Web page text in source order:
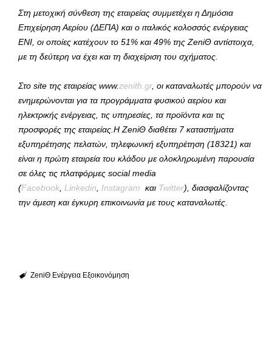
Στη μετοχική σύνθεση της εταιρείας συμμετέχει η Δημόσια
Επιχείρηση Αερίου (ΔΕΠΑ) και ο ιταλικός κολοσσός ενέργειας
ΕΝΙ, οι οποίες κατέχουν το 51% και 49% της ΖeniΘ αντίστοιχα,
με τη δεύτερη να έχει και τη διαχείριση του σχήματος.
Στo site της εταιρείας www.zenith.gr, οι καταναλωτές μπορούν να
ενημερώνονται για τα προγράμματα φυσικού αερίου και
ηλεκτρικής ενέργειας, τις υπηρεσίες, τα προϊόντα και τις
προσφορές της εταιρείας.ΗZeniΘ διαθέτει 7 καταστήματα
εξυπηρέτησης πελατών, τηλεφωνική εξυπηρέτηση (18321) και
είναι η πρώτη εταιρεία του κλάδου με ολοκληρωμένη παρουσία
σε όλες τις πλατφόρμες social media
(Facebook, Linkedin, Instagram και Twitter), διασφαλίζοντας
την άμεση και έγκυρη επικοινωνία με τους καταναλωτές.
ZeniΘ Ενέργεια Εξοικονόμηση